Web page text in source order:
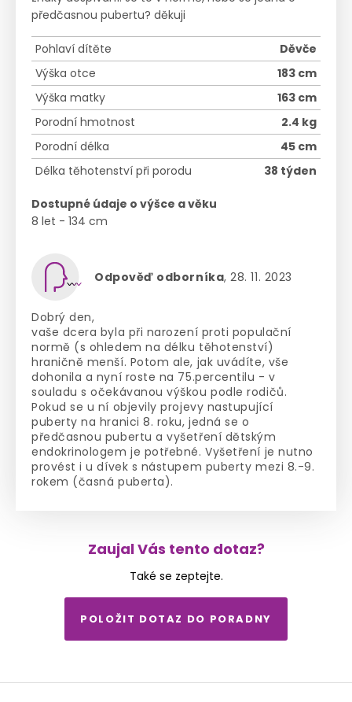
předčasnou pubertu? děkuji
Pohlaví dítěte
Děvče
Výška otce
183 cm
Výška matky
163 cm
Porodní hmotnost
2.4 kg
Porodní délka
45 cm
Délka těhotenství při porodu
38 týden
Dostupné údaje o výšce a věku
8 let - 134 cm
Odpověď odborníka, 28. 11. 2023
Dobrý den,
vaše dcera byla při narození proti populační
normě (s ohledem na délku těhotenství)
hraničně menší. Potom ale, jak uvádíte, vše
dohonila a nyní roste na 75.percentilu - v
souladu s očekávanou výškou podle rodičů.
Pokud se u ní objevily projevy nastupující
puberty na hranici 8. roku, jedná se o
předčasnou pubertu a vyšetření dětským
endokrinologem je potřebné. Vyšetření je nutno
provést i u dívek s nástupem puberty mezi 8.-9.
rokem (časná puberta).
Zaujal Vás tento dotaz?
Také se zeptejte.
POLOŽIT DOTAZ DO PORADNY